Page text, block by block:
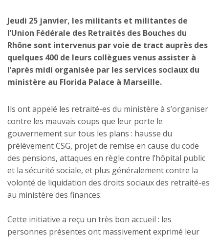
Jeudi 25 janvier, les militants et militantes de
l’Union Fédérale des Retraités des Bouches du
Rhône sont intervenus par voie de tract auprès des
quelques 400 de leurs collègues venus assister à
l’après midi organisée par les services sociaux du
ministère au Florida Palace à Marseille.
Ils ont appelé les retraité-es du ministère à s’organiser
contre les mauvais coups que leur porte le
gouvernement sur tous les plans : hausse du
prélèvement CSG, projet de remise en cause du code
des pensions, attaques en règle contre l’hôpital public
et la sécurité sociale, et plus généralement contre la
volonté de liquidation des droits sociaux des retraité-es
au ministère des finances.
Cette initiative a reçu un très bon accueil : les
personnes présentes ont massivement exprimé leur